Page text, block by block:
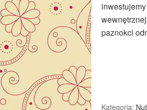
paznokci
Kategoria: